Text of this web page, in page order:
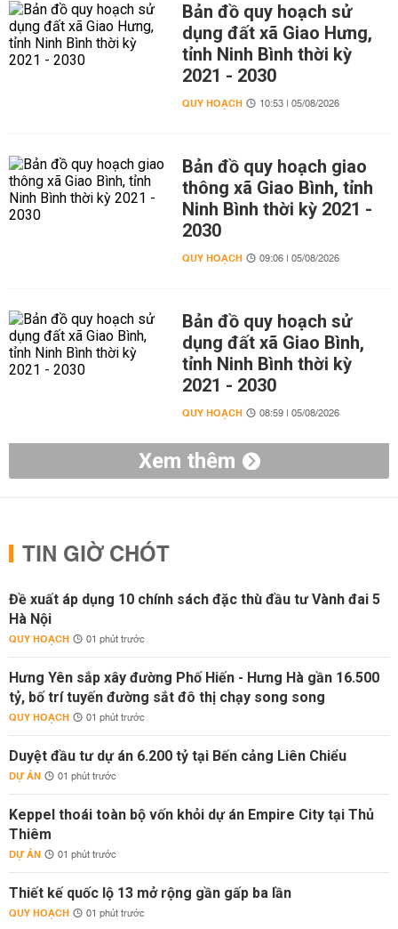
Bản đồ quy hoạch sử
dụng đất xã Giao Hưng,
tỉnh Ninh Bình thời kỳ
2021 - 2030
QUY HOẠCH 10:53 | 05/08/2026
Bản đồ quy hoạch giao
thông xã Giao Bình, tỉnh
Ninh Bình thời kỳ 2021 -
2030
QUY HOẠCH 09:06 | 05/08/2026
Bản đồ quy hoạch sử
dụng đất xã Giao Bình,
tỉnh Ninh Bình thời kỳ
2021 - 2030
QUY HOẠCH 08:59 | 05/08/2026
Xem thêm
TIN GIỜ CHÓT
Đề xuất áp dụng 10 chính sách đặc thù đầu tư Vành đai 5
Hà Nội
QUY HOẠCH 01 phút trước
Hưng Yên sắp xây đường Phố Hiến - Hưng Hà gần 16.500
tỷ, bố trí tuyến đường sắt đô thị chạy song song
QUY HOẠCH 01 phút trước
Duyệt đầu tư dự án 6.200 tỷ tại Bến cảng Liên Chiểu
DỰ ÁN 01 phút trước
Keppel thoái toàn bộ vốn khỏi dự án Empire City tại Thủ
Thiêm
DỰ ÁN 01 phút trước
Thiết kế quốc lộ 13 mở rộng gần gấp ba lần
QUY HOẠCH 01 phút trước